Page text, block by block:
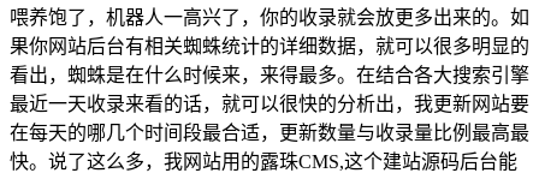
喂养饱了，机器人一高兴了，你的收录就会放更多出来的。如
果你网站后台有相关蜘蛛统计的详细数据，就可以很多明显的
看出，蜘蛛是在什么时候来，来得最多。在结合各大搜索引擎
最近一天收录来看的话，就可以很快的分析出，我更新网站要
在每天的哪几个时间段最合适，更新数量与收录量比例最高最
快。说了这么多，我网站用的露珠CMS,这个建站源码后台能